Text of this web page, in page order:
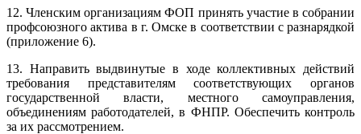
12. Членским организациям ФОП принять участие в собрании
профсоюзного актива в г. Омске в соответствии с разнарядкой
(приложение 6).
13. Направить выдвинутые в ходе коллективных действий
требования представителям соответствующих органов
государственной власти, местного самоуправления,
объединениям работодателей, в ФНПР. Обеспечить контроль
за их рассмотрением.